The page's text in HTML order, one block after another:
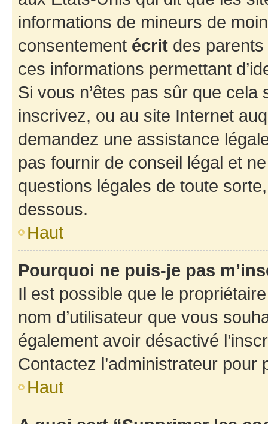
informations de mineurs de
consentement écrit des parents
ces informations permettant
Si vous n’êtes pas sûr que
inscrivez, ou au site Internet
demandez une assistance
pas fournir de conseil légal et
questions légales de toute
dessous.
Haut
Pourquoi ne puis-je pas
Il est possible que le
nom d’utilisateur que vous
également avoir désactivé
Contactez l’administrateur
Haut